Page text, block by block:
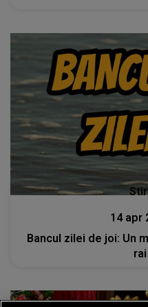
14 apr
Bancul zilei de joi: Un
rai